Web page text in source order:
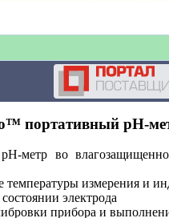
портативный pH-
рН-метр во
измерения и
электрода
прибора и